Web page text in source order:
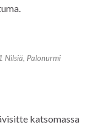
Nilsiä, Palonurmi
katsomassa